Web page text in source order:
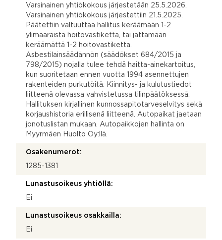
Varsinainen yhtiökokous järjestetään 25.5.2026.
Varsinainen yhtiökokous järjestettiin 21.5.2025.
Päätettiin valtuuttaa hallitus keräämään 1-2
ylimääräistä hoitovastiketta, tai jättämään
keräämättä 1-2 hoitovastiketta.
Asbestilainsäädännön (säädökset 684/2015 ja
798/2015) nojalla tulee tehdä haitta-ainekartoitus,
kun suoritetaan ennen vuotta 1994 asennettujen
rakenteiden purkutöitä. Kiinnitys- ja kulutustiedot
liitteenä olevassa vahvistetussa tilinpäätöksessä.
Hallituksen kirjallinen kunnossapitotarveselvitys sekä
korjaushistoria erillisenä liitteenä. Autopaikat jaetaan
jonotuslistan mukaan. Autopaikkojen hallinta on
Myyrmäen Huolto Oy:llä.
Osakenumerot:
1285-1381
Lunastusoikeus yhtiöllä:
Ei
Lunastusoikeus osakkailla:
Ei